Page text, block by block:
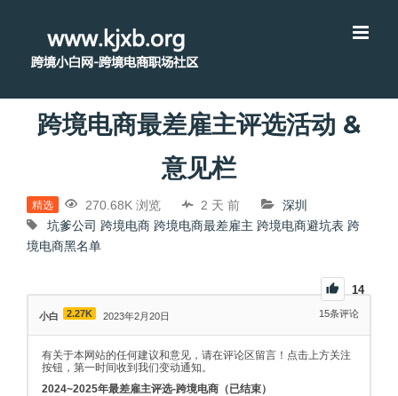
跨境电商最差雇主评选活动 &
意见栏
精选 270.68K 浏览 2 天 前
深圳
坑爹公司 跨境电商 跨境电商最差雇主 跨境电商避坑表 跨
境电商黑名单
14
小白 2.27K 2023年2月20日 15条评论
有关于本网站的任何建议和意见，请在评论区留言！点击上方关注
按钮，第一时间收到我们变动通知。
2024~2025年最差雇主评选-跨境电商（已结束）